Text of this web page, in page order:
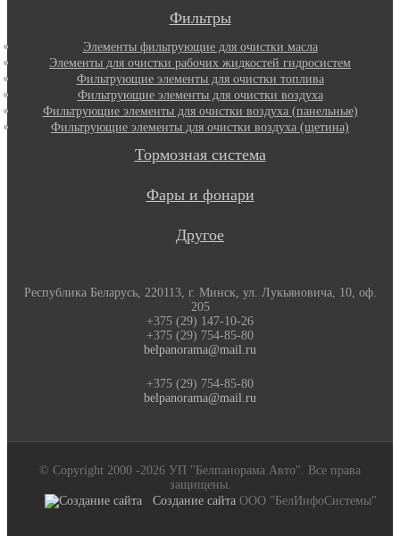
Фильтры
Элементы фильтрующие для очистки масла
Элементы для очистки рабочих жидкостей гидросистем
Фильтрующие элементы для очистки топлива
Фильтрующие элементы для очистки воздуха
Фильтрующие элементы для очистки воздуха (панельные)
Фильтрующие элементы для очистки воздуха (щетина)
Тормозная система
Фары и фонари
Другое
Республика Беларусь, 220113, г. Минск, ул. Лукьяновича, 10, оф.
205
+375 (29) 147-10-26
+375 (29) 754-85-80
belpanorama@mail.ru
+375 (29) 754-85-80
belpanorama@mail.ru
© Copyright 2000 -2026 УП "Белпанорама Авто". Все права
защищены.
Создание сайта ООО "БелИнфоСистемы"